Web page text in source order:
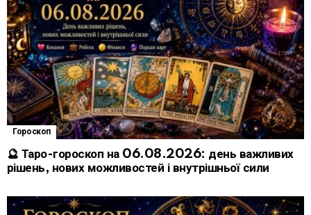
Гороскоп
🔮 Таро-гороскоп на 06.08.2026: день важливих
рішень, нових можливостей і внутрішньої сили